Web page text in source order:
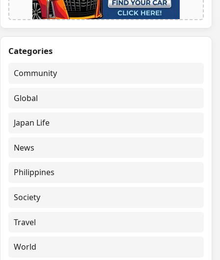
Categories
Community
Global
Japan Life
News
Philippines
Society
Travel
World